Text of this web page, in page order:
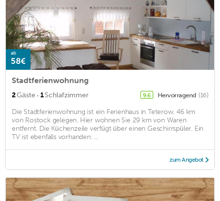
ab
58€
Stadtferienwohnung
2Gäste · 1Schlafzimmer 9,6 Hervorragend (16)
Die Stadtferienwohnung ist ein Ferienhaus in Teterow, 46 km
von Rostock gelegen. Hier wohnen Sie 29 km von Waren
entfernt. Die Küchenzeile verfügt über einen Geschirrspüler. Ein
TV ist ebenfalls vorhanden. ...
zum Angebot